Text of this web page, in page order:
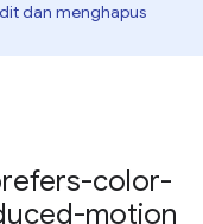
dan menghapus
color-
motion